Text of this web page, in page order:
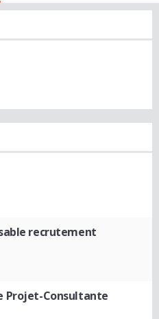
recrutement
Projet-Consultante